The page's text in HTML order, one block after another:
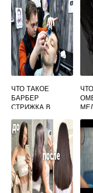
ЧТО ТАКОЕ
БАРБЕР
СТРИЖКА В